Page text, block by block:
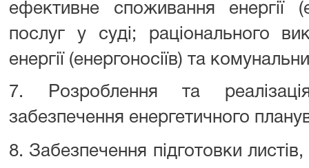
ефективне споживання енергії
послуг у суді; раціонального
енергії (енергоносіїв) та
7. Розроблення та
забезпечення енергетичного
8. Забезпечення підготовки